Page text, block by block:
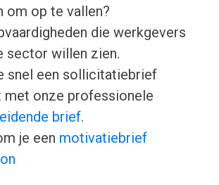
om op te vallen?
die werkgevers
sector willen zien.
snel een sollicitatiebrief
met onze professionele
brief.
je een motivatiebrief